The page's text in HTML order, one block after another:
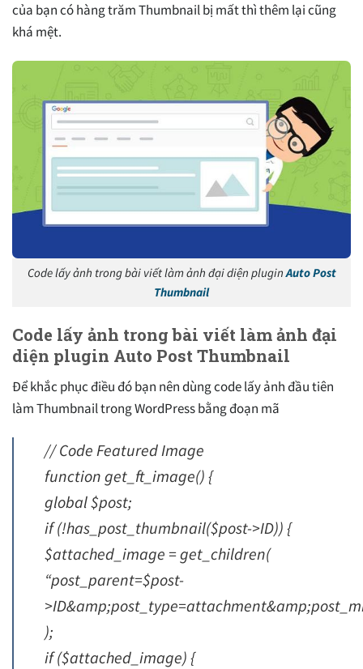
của bạn có hàng trăm Thumbnail bị mất thì thêm lại cũng
khá mệt.
Code lấy ảnh trong bài viết làm ảnh đại diện pluginAuto Post
Thumbnail
Code lấy ảnh trong bài viết làm ảnh đại
diện plugin Auto Post Thumbnail
Để khắc phục điều đó bạn nên dùng code lấy ảnh đầu tiên
làm Thumbnail trong WordPress bằng đoạn mã
// Code Featured Image
function get_ft_image() {
global $post;
if (!has_post_thumbnail($post->ID)) {
$attached_image = get_children(
“post_parent=$post-
);
if ($attached_image) {